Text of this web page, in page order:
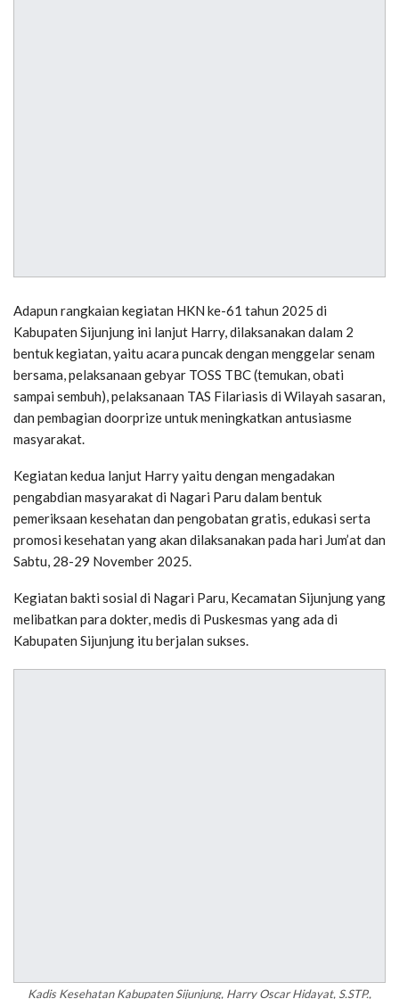
Adapun rangkaian kegiatan HKN ke-61 tahun 2025 di
Kabupaten Sijunjung ini lanjut Harry, dilaksanakan dalam 2
bentuk kegiatan, yaitu acara puncak dengan menggelar senam
bersama, pelaksanaan gebyar TOSS TBC (temukan, obati
sampai sembuh), pelaksanaan TAS Filariasis di Wilayah sasaran,
dan pembagian doorprize untuk meningkatkan antusiasme
masyarakat.
Kegiatan kedua lanjut Harry yaitu dengan mengadakan
pengabdian masyarakat di Nagari Paru dalam bentuk
pemeriksaan kesehatan dan pengobatan gratis, edukasi serta
promosi kesehatan yang akan dilaksanakan pada hari Jum’at dan
Sabtu, 28-29 November 2025.
Kegiatan bakti sosial di Nagari Paru, Kecamatan Sijunjung yang
melibatkan para dokter, medis di Puskesmas yang ada di
Kabupaten Sijunjung itu berjalan sukses.
Kadis Kesehatan Kabupaten Sijunjung, Harry Oscar Hidayat, S.STP.,